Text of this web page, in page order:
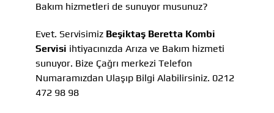
Bakım hizmetleri de sunuyor musunuz?
Evet. Servisimiz Beşiktaş Beretta Kombi
Servisi ihtiyacınızda Arıza ve Bakım hizmeti
sunuyor. Bize Çağrı merkezi Telefon
Numaramızdan Ulaşıp Bilgi Alabilirsiniz. 0212
472 98 98